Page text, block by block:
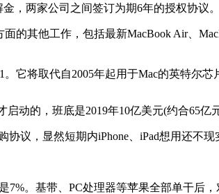
两家公司之间签订为期6年的授权协议。
其他工作，包括最新MacBook Air、
将取代自2005年起用于Mac的英特尔芯
的，班底是2019年10亿美元(约合65亿
，显然短期内iPhone、iPad想用还不现
。基带、PC处理器等苹果全部单干后，